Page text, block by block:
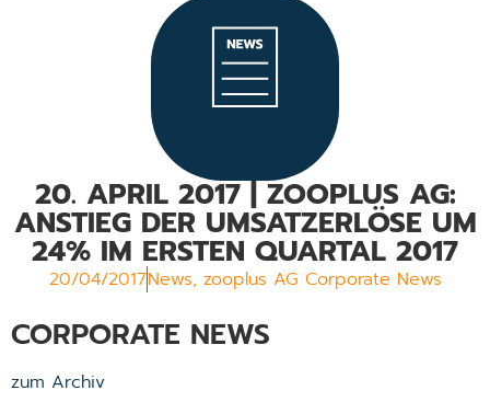
20. APRIL 2017 | ZOOPLUS AG:
ANSTIEG DER UMSATZERLÖSE UM
24% IM ERSTEN QUARTAL 2017
20/04/2017News, zooplus AG Corporate News
CORPORATE NEWS
zum Archiv